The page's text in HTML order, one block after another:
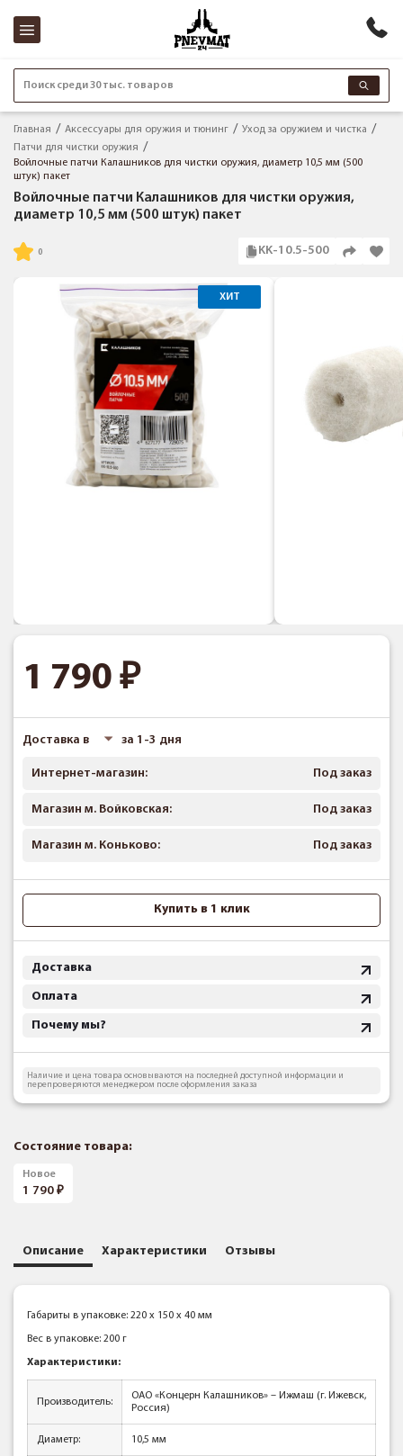
Поиск среди 30 тыс. товаров
Главная Аксессуары для оружия и тюнинг
Уход за оружием и чистка
Патчи для чистки оружия
Войлочные патчи Калашников для чистки оружия, диаметр 10,5 мм (500
штук) пакет
Войлочные патчи Калашников для чистки оружия,
диаметр 10,5 мм (500 штук) пакет
KK-10.5-500
ХИТ
1 790
Доставка в за 1-3 дня
Интернет-магазин: Под заказ
Магазин м. Войковская: Под заказ
Магазин м. Коньково: Под заказ
Купить в 1 клик
Доставка
Оплата
Почему мы?
Наличие и цена товара основываются на последней доступной информации и
перепроверяются менеджером после оформления заказа
Состояние товара:
Новое
1 790
Описание Характеристики Отзывы
Габариты в упаковке: 220 x 150 x 40 мм
Вес в упаковке: 200 г
Характеристики:
Производитель:
ОАО «Концерн Калашников» – Ижмаш (г. Ижевск,
Россия)
Диаметр: 10,5 мм